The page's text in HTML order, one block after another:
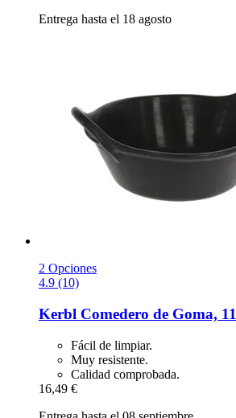
Entrega hasta el 18 agosto
2 Opciones
4.9 (10)
Kerbl Comedero de Goma,
Fácil de limpiar.
Muy resistente.
Calidad comprobada.
16,49 €